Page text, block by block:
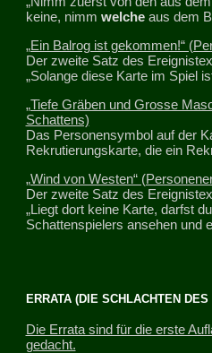
keine, nimm welcheaus dem
„Ein Balrog ist gekommen!“
Der zweite Satz des
„Solange diese Karte im Spiel
„Tiefe Gräben und Grosse
Schattens)
Das Personensymbol auf der
Rekrutierungskarte, die ein
„Wind von Westen“
Der zweite Satz des
„Liegt dort keine Karte, darfst
Schattenspielers ansehen und
ERRATA (DIE SCHLACHTEN
Die Errata sind für die erste
gedacht.